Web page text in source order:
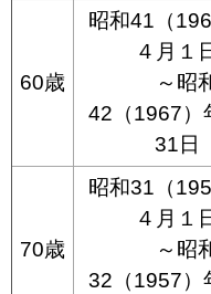
60歳
昭和41（
４月１
～昭
42（1967）
31日
70歳
昭和31（
４月１
～昭
32（1957）